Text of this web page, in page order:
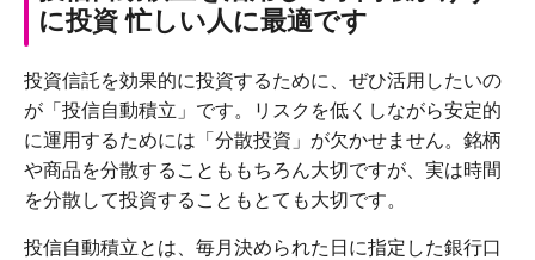
に投資 忙しい人に最適です
投資信託を効果的に投資するために、ぜひ活用したいの
が「投信自動積立」です。リスクを低くしながら安定的
に運用するためには「分散投資」が欠かせません。銘柄
や商品を分散することももちろん大切ですが、実は時間
を分散して投資することもとても大切です。
投信自動積立とは、毎月決められた日に指定した銀行口